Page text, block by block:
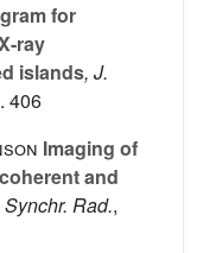
for
ray
islands, J.
406
Imaging of
and
Synchr. Rad.,